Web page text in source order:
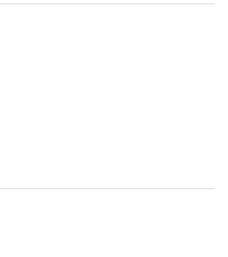
auf der Terrasse im
war schön temperiert.
Montag geschlossen.
mehr Kundschaft
günstig, trotzdem